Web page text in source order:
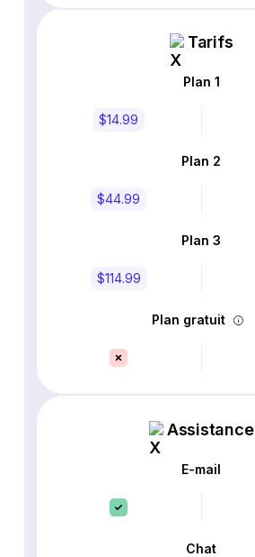
Tarifs
Plan 1
$14.99
Plan 2
$44.99
Plan 3
$114.99
Plan gratuit
Assistance
E-mail
Chat